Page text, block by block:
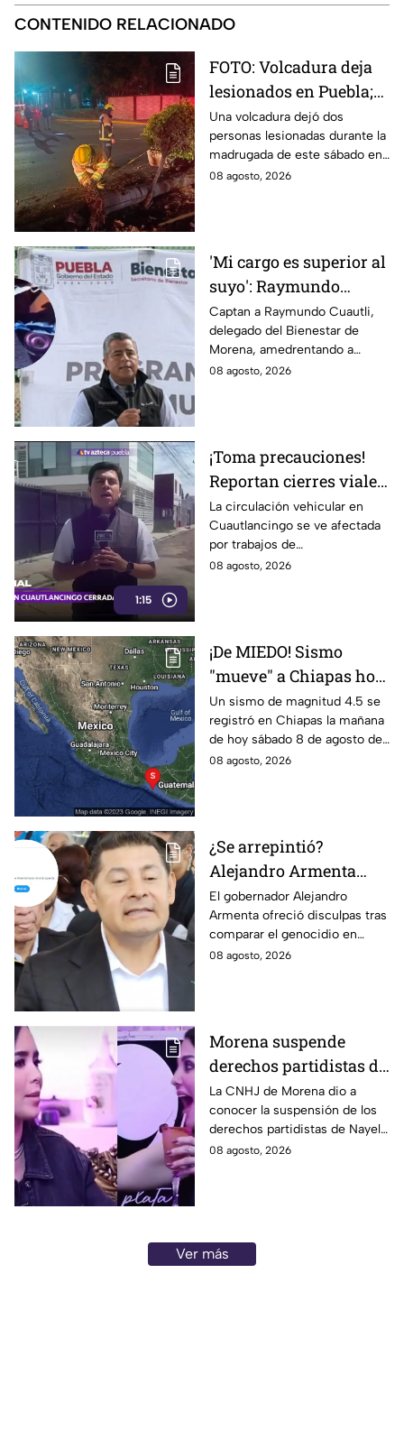
CONTENIDO RELACIONADO
FOTO: Volcadura deja
lesionados en Puebla;
así quedó el vehículo
destrozado
Una volcadura dejó dos
personas lesionadas durante la
madrugada de este sábado en
la ciudad de Puebla, luego de
08 agosto, 2026
'Mi cargo es superior al
suyo': Raymundo
Cuautli, funcionario de
Morena, amedrenta a
policías tras chocarlos
por conducir
Captan a Raymundo Cuautli,
delegado del Bienestar de
Morena, amedrentando a
policías de San Andrés Cholula
08 agosto, 2026
1:15
¡Toma precauciones!
Reportan cierres viales
en Cuautlancingo hoy
sábado; vías alternas
La circulación vehicular en
Cuautlancingo se ve afectada
por trabajos de
reencarpetamiento la mañana
08 agosto, 2026
¡De MIEDO! Sismo
"mueve" a Chiapas hoy
sábado: ¿Cuáles son los
daños?
Un sismo de magnitud 4.5 se
registró en Chiapas la mañana
de hoy sábado 8 de agosto de
2026, lo que generó alerta
08 agosto, 2026
¿Se arrepintió?
Alejandro Armenta
elimina disculpas tras
comparar genocidio
palestino con baches;
Morena calla
El gobernador Alejandro
Armenta ofreció disculpas tras
comparar el genocidio en
Palestina con baches; sin
08 agosto, 2026
Morena suspende
derechos partidistas de
Nayeli Salvatori y
Graciela Palomares
tras dichos contra
adultos mayores
La CNHJ de Morena dio a
conocer la suspensión de los
derechos partidistas de Nayeli
Salvatori y Graciela Palomares
08 agosto, 2026
Ver más